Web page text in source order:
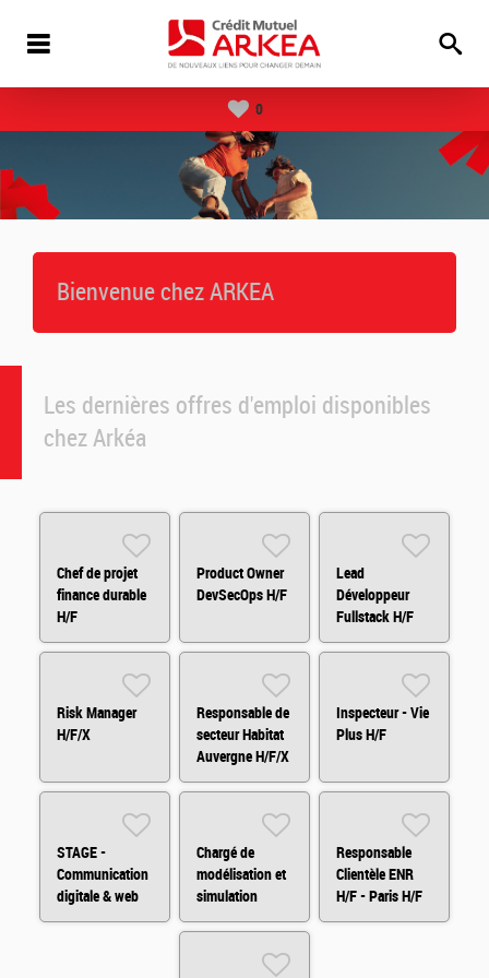
0
Bienvenue chez ARKEA
Les dernières offres d'emploi disponibles
chez Arkéa
Chef de projet
finance durable
H/F
Product Owner
DevSecOps H/F
Lead
Développeur
Fullstack H/F
H/F
Risk Manager
H/F/X
Responsable de
secteur Habitat
Auvergne H/F/X
- Départements
Inspecteur - Vie
Plus H/F
STAGE -
Communication
digitale & web
analytics H/F
Chargé de
modélisation et
simulation
financière H/F
Responsable
Clientèle ENR
H/F - Paris H/F